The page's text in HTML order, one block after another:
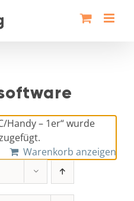
Handy – 1er“ wurde
Warenkorb anzeigen